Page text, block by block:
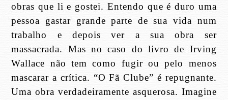
obras que li e gostei. Entendo que é duro uma
pessoa gastar grande parte de sua vida num
trabalho e depois ver a sua obra ser
massacrada. Mas no caso do livro de Irving
Wallace não tem como fugir ou pelo menos
mascarar a crítica. “O Fã Clube” é repugnante.
Uma obra verdadeiramente asquerosa. Imagine